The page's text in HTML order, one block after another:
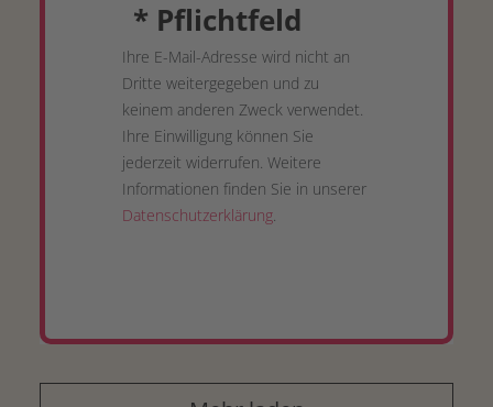
* Pflichtfeld
Ihre E-Mail-Adresse wird nicht an
Dritte weitergegeben und zu
keinem anderen Zweck verwendet.
Ihre Einwilligung können Sie
jederzeit widerrufen. Weitere
Informationen finden Sie in unserer
Datenschutzerklärung.